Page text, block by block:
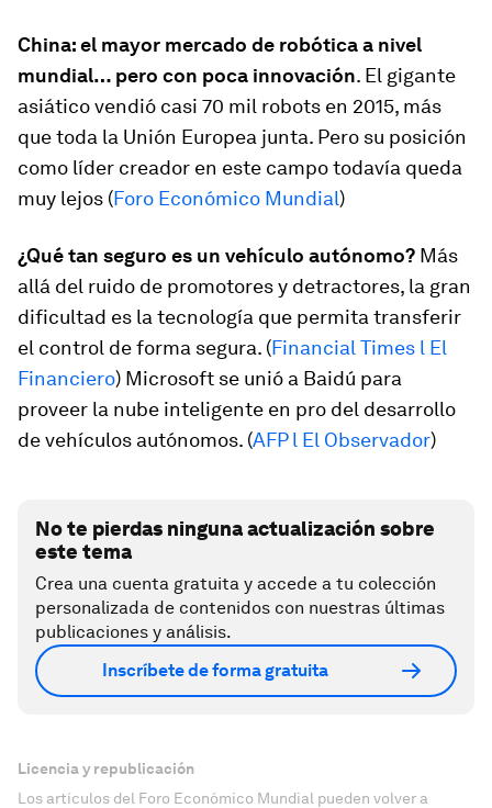
China: el mayor mercado de robótica a nivel
mundial… pero con poca innovación. El gigante
asiático vendió casi 70 mil robots en 2015, más
que toda la Unión Europea junta. Pero su posición
como líder creador en este campo todavía queda
muy lejos (Foro Económico Mundial)
¿Qué tan seguro es un vehículo autónomo? Más
allá del ruido de promotores y detractores, la gran
dificultad es la tecnología que permita transferir
el control de forma segura. (Financial Times l El
Financiero) Microsoft se unió a Baidú para
proveer la nube inteligente en pro del desarrollo
de vehículos autónomos. (AFP l El Observador)
No te pierdas ninguna actualización sobre
este tema
Crea una cuenta gratuita y accede a tu colección
personalizada de contenidos con nuestras últimas
publicaciones y análisis.
Inscríbete de forma gratuita
Licencia y republicación
Los artículos del Foro Económico Mundial pueden volver a